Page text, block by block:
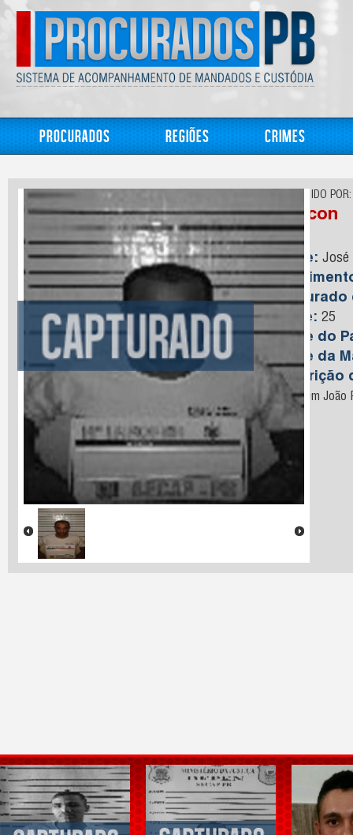
Procurados Regiões Crimes
CONHECIDO POR:
Maycon
Nome: José
Capturado
Idade: 25
Nome do
Nome da
Descrição
Preso em